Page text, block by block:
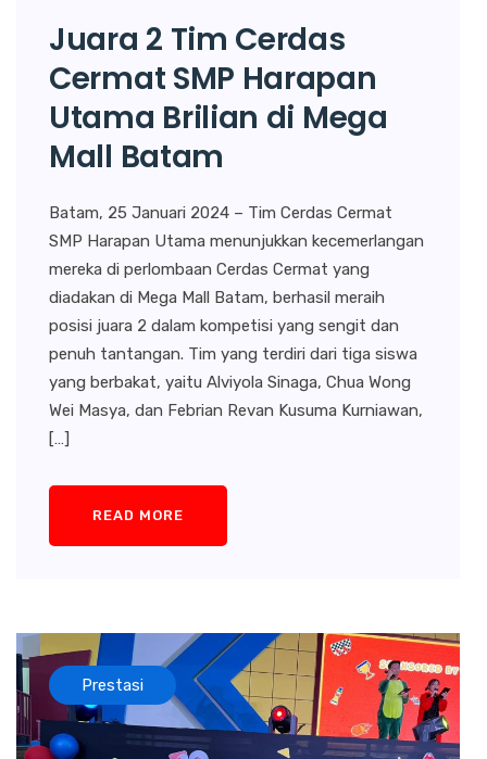
Juara 2 Tim Cerdas
Cermat SMP Harapan
Utama Brilian di Mega
Mall Batam
Batam, 25 Januari 2024 – Tim Cerdas Cermat
SMP Harapan Utama menunjukkan kecemerlangan
mereka di perlombaan Cerdas Cermat yang
diadakan di Mega Mall Batam, berhasil meraih
posisi juara 2 dalam kompetisi yang sengit dan
penuh tantangan. Tim yang terdiri dari tiga siswa
yang berbakat, yaitu Alviyola Sinaga, Chua Wong
Wei Masya, dan Febrian Revan Kusuma Kurniawan,
[…]
READ MORE
Prestasi